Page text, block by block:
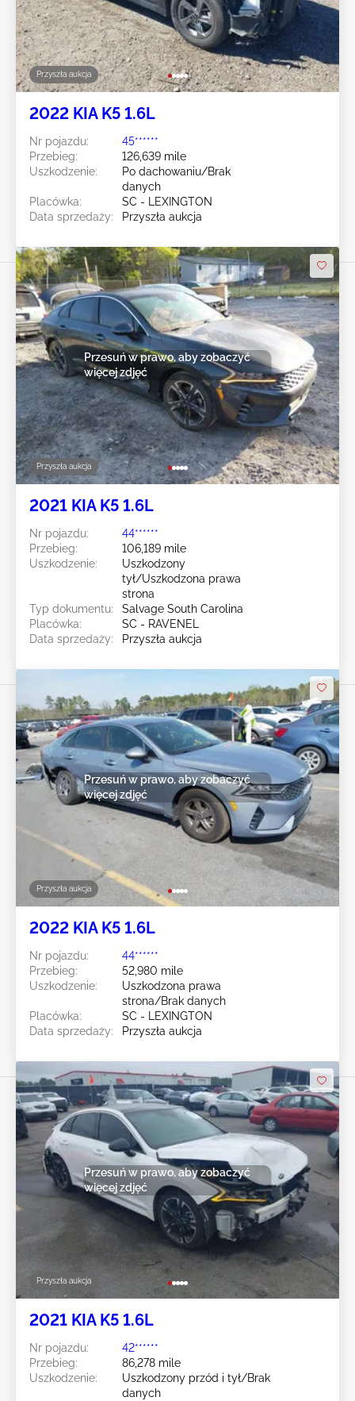
Przyszła aukcja
2022 KIA K5 1.6L
Nr pojazdu:
45******
Przebieg:
126,639 mile
Uszkodzenie:
Po dachowaniu/Brak
danych
Placówka:
SC - LEXINGTON
Data sprzedaży:
Przyszła aukcja
Przyszła aukcja
Przesuń w prawo, aby zobaczyć
więcej zdjęć
2021 KIA K5 1.6L
Nr pojazdu:
44******
Przebieg:
106,189 mile
Uszkodzenie:
Uszkodzony
tył/Uszkodzona prawa
strona
Typ dokumentu:
Salvage South Carolina
Placówka:
SC - RAVENEL
Data sprzedaży:
Przyszła aukcja
Przyszła aukcja
Przesuń w prawo, aby zobaczyć
więcej zdjęć
2022 KIA K5 1.6L
Nr pojazdu:
44******
Przebieg:
52,980 mile
Uszkodzenie:
Uszkodzona prawa
strona/Brak danych
Placówka:
SC - LEXINGTON
Data sprzedaży:
Przyszła aukcja
Przyszła aukcja
Przesuń w prawo, aby zobaczyć
więcej zdjęć
2021 KIA K5 1.6L
Nr pojazdu:
42******
Przebieg:
86,278 mile
Uszkodzenie:
Uszkodzony przód i tył/Brak
danych